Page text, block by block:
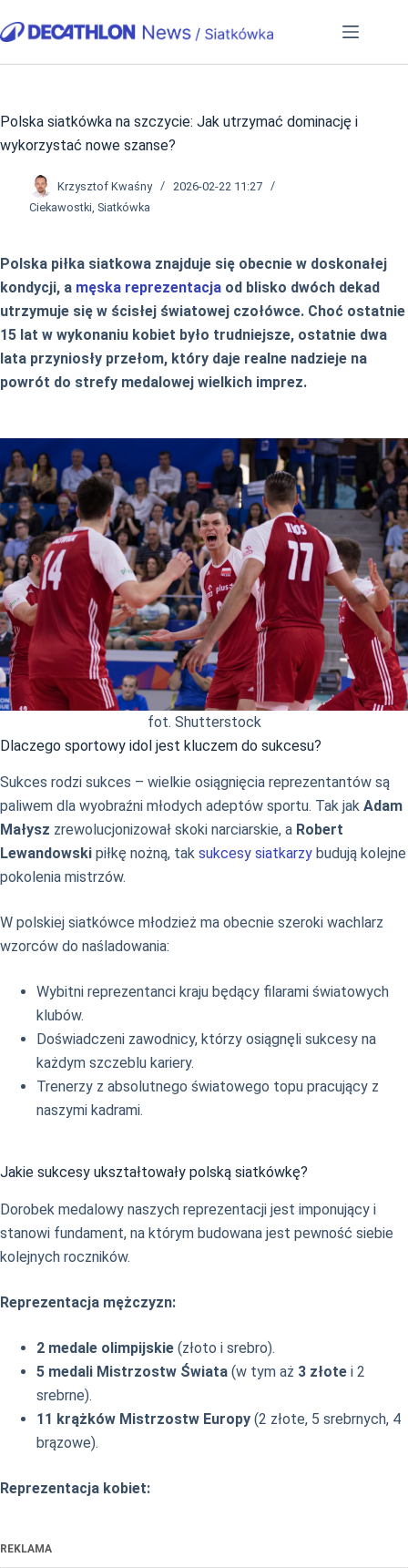
do
Polska siatkówka na szczycie: Jak utrzymać dominację i
wykorzystać nowe szanse?
Krzysztof Kwaśny
2026-02-22 11:27
Ciekawostki, Siatkówka
Polska piłka siatkowa znajduje się obecnie w doskonałej
kondycji, a męska reprezentacja od blisko dwóch dekad
utrzymuje się w ścisłej światowej czołówce. Choć ostatnie
15 lat w wykonaniu kobiet było trudniejsze, ostatnie dwa
lata przyniosły przełom, który daje realne nadzieje na
powrót do strefy medalowej wielkich imprez.
fot. Shutterstock
Dlaczego sportowy idol jest kluczem do sukcesu?
Sukces rodzi sukces – wielkie osiągnięcia reprezentantów są
paliwem dla wyobraźni młodych adeptów sportu. Tak jak Adam
Małysz zrewolucjonizował skoki narciarskie, a Robert
Lewandowski piłkę nożną, tak sukcesy siatkarzy budują kolejne
pokolenia mistrzów.
W polskiej siatkówce młodzież ma obecnie szeroki wachlarz
wzorców do naśladowania:
Wybitni reprezentanci kraju będący filarami światowych
klubów.
Doświadczeni zawodnicy, którzy osiągnęli sukcesy na
każdym szczeblu kariery.
Trenerzy z absolutnego światowego topu pracujący z
naszymi kadrami.
Jakie sukcesy ukształtowały polską siatkówkę?
Dorobek medalowy naszych reprezentacji jest imponujący i
stanowi fundament, na którym budowana jest pewność siebie
kolejnych roczników.
Reprezentacja mężczyzn:
2 medale olimpijskie (złoto i srebro).
5 medali Mistrzostw Świata (w tym aż 3 złote i 2
srebrne).
11 krążków Mistrzostw Europy (2 złote, 5 srebrnych, 4
brązowe).
Reprezentacja kobiet:
REKLAMA